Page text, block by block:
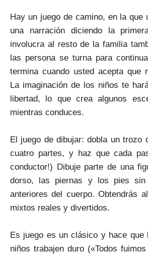
Hay un juego de camino, en la que
una narración diciendo la
involucra al resto de la familia
las persona se turna para
termina cuando usted acepta que
La imaginación de los niños te
libertad, lo que crea algunos
mientras conduces.
El juego de dibujar: dobla un trozo
cuatro partes, y haz que cada
conductor!) Dibuje parte de una
dorso, las piernas y los pies
anteriores del cuerpo. Obtendrás
mixtos reales y divertidos.
Es juego es un clásico y hace que
niños trabajen duro («Todos